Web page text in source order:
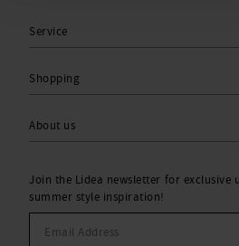
Service
Shopping
About us
Join the Lidea newsletter for exclusive
summer style inspiration!